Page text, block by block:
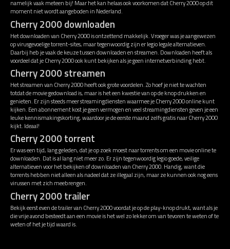
namelijk vaak meteen bij! Maar het kan helaas ook voorkomen dat Cherry 2000 op dit
moment niet wordt aangeboden in Nederland.
Cherry 2000 downloaden
Het downloaden van Cherry 2000 is ontzettend makkelijk. Vroeger was je aangewezen
op virusgevoelige torrent-sites, maar tegenwoordig zijn er legio legale alternatieven.
Daarbij heb je vaak de keuze tussen downloaden en streamen. Downloaden heeft als
voordeel dat je Cherry 2000 ook kunt bekijken als je geen internetverbinding hebt.
Cherry 2000 streamen
Het streamen van Cherry 2000 heeft ook grote voordelen. Zo hoef je niet te wachten
totdat de movie gedownload is, maar is het een kwestie van op de knop drukken en
genieten. Er zijn steeds meer streamingdiensten waarmee je Cherry 2000 online kunt
kijken. Een abonnement kost je geen vermogen en veel streamingdiensten geven je een
leuke kennismakingskorting, waardoor je de eerste maand zelfs gratis naar Cherry 2000
kijkt. Ideaal!
Cherry 2000 torrent
Er was een tijd, lang geleden, dat je op zoek moest naar torrents om een movie online te
downloaden. Dat is al lang niet meer zo. Er zijn tegenwoordig legio goede, veilige
alternatieven voor het bekijken of downloaden van Cherry 2000. Handig, want die
torrents hebben niet alleen als nadeel dat ze illegaal zijn, maar ze kunnen ook nog eens
virussen met zich meebrengen.
Cherry 2000 trailer
Bekijk eerst even de trailer van Cherry 2000 voordat je op de play-knop drukt, want als je
die vrije avond besteedt aan een movie is het wel zo lekker om van tevoren te weten of te
weten of het je tijd waard is.